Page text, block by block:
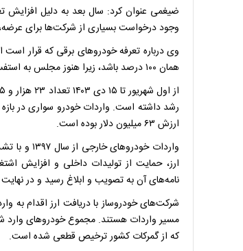
ضیغمی عنوان کرد: سال بعد به دلیل افزایش
وجود درخواست بسیاری از شرکت‌ها برای عرضه،
همان ۱۰۰ درصد باشد، زیرا هنوز مجلس به استفساریه جواب نداده است.
ارزش ۶۳ میلیون دلار بوده است.
واردات
نامه‌های آن به تصویب و ابلاغ رسید و در
شرکت‌های خودروساز با دریافت ارز اقدام به
که از گمرکات کشور ترخیص قطعی شده است.